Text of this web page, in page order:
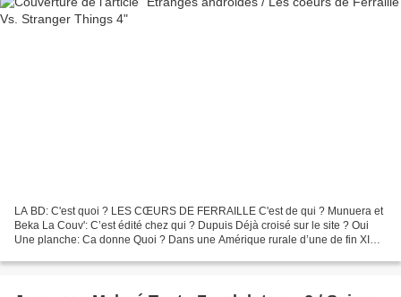
LA BD: C'est quoi ? LES CŒURS DE FERRAILLE C'est de qui ? Munuera et
Beka La Couv': C’est édité chez qui ? Dupuis Déjà croisé sur le site ? Oui
Une planche: Ca donne Quoi ? Dans une Amérique rurale d’une de fin XIX°